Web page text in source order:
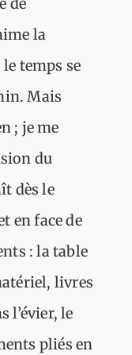
la
temps se
Mais
; je me
du
dès le
en face de
: la table
livres
l’évier, le
pliés en